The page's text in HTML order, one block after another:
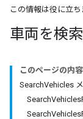
この情報は役に立ち
車両を検索
このページの内容
SearchVehicles